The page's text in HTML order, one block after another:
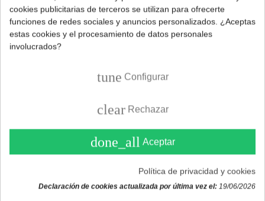
29,95 €
COMPRAR
Botellero intermedio
nevera ZANUSSI
cookies publicitarias de terceros se utilizan para ofrecerte
funciones de redes sociales y anuncios personalizados. ¿Aceptas
estas cookies y el procesamiento de datos personales
involucrados?
tune Configurar
clear Rechazar
done_all Aceptar
Política de privacidad y cookies
Declaración de cookies actualizada por última vez el: 19/06/2026